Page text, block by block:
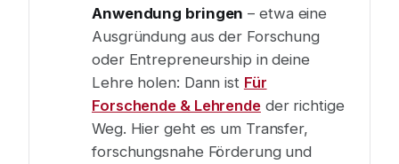
Anwendung bringen – etwa eine
Ausgründung aus der Forschung
oder Entrepreneurship in deine
Lehre holen: Dann ist Für
Forschende & Lehrendeder richtige
Weg. Hier geht es um Transfer,
forschungsnahe Förderung und